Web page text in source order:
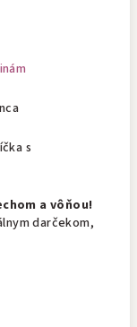
s
a vôňou!
darčekom,